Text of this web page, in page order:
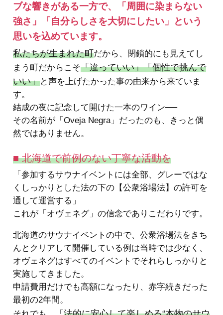
ブな響きがある一方で、「周囲に染まらない
強さ」「自分らしさを大切にしたい」という
思いを込めています。
私たちが生まれた町だから、閉鎖的にも見えてし
まう町だからこそ「違っていい」「個性で挑んで
いい」と声を上げたかった事の由来から来ていま
す。
結成の夜に記念して開けた一本のワイン──
その名前が「Oveja Negra」だったのも、きっと偶
然ではありません。
■ 北海道で前例のない丁寧な活動を
「参加するサウナイベントには全部、グレーではな
くしっかりとした法の下の【公衆浴場法】の許可を
通して運営する」
これが「オヴェネグ」の信念でありこだわりです。
北海道のサウナイベントの中で、公衆浴場法をきち
んとクリアして開催している例は当時では少なく、
オヴェネグはすべてのイベントでそれらしっかりと
実施してきました。
申請費用だけでも高額になったり、赤字続きだった
最初の2年間。